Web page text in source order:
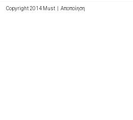
Copyright 2014 Must | Αποποίηση